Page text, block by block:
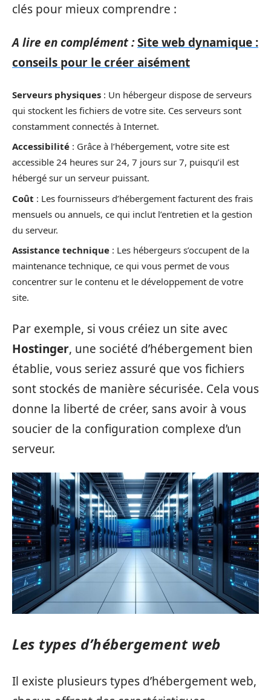
clés pour mieux comprendre :
A lire en complément :Site web dynamique :
conseils pour le créer aisément
Serveurs physiques : Un hébergeur dispose de serveurs
qui stockent les fichiers de votre site. Ces serveurs sont
constamment connectés à Internet.
Accessibilité : Grâce à l’hébergement, votre site est
accessible 24 heures sur 24, 7 jours sur 7, puisqu’il est
hébergé sur un serveur puissant.
Coût : Les fournisseurs d’hébergement facturent des frais
mensuels ou annuels, ce qui inclut l’entretien et la gestion
du serveur.
Assistance technique : Les hébergeurs s’occupent de la
maintenance technique, ce qui vous permet de vous
concentrer sur le contenu et le développement de votre
site.
Par exemple, si vous créiez un site avec
Hostinger, une société d’hébergement bien
établie, vous seriez assuré que vos fichiers
sont stockés de manière sécurisée. Cela vous
donne la liberté de créer, sans avoir à vous
soucier de la configuration complexe d’un
serveur.
Les types d’hébergement web
Il existe plusieurs types d’hébergement web,